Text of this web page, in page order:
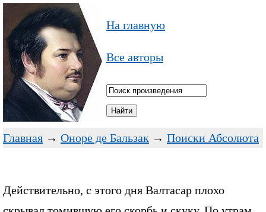
На главную
Все авторы
Главная → Оноре де Бальзак → Поиски Абсолюта
Действительно, с этого дня Валтасар плохо